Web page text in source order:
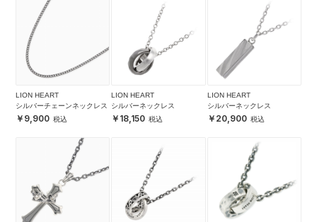
LION HEART
シルバーチェーンネックレス
9,900
LION HEART
シルバーネックレス
18,150
LION HEART
シルバーネックレス
20,900